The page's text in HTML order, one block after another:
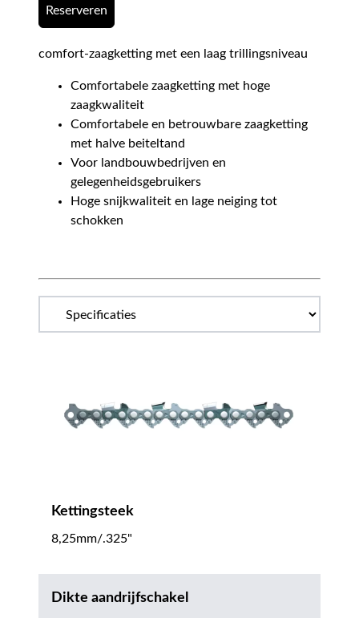
Reserveren
comfort-zaagketting met een laag trillingsniveau
Comfortabele zaagketting met hoge
zaagkwaliteit
Comfortabele en betrouwbare zaagketting
met halve beiteltand
Voor landbouwbedrijven en
gelegenheidsgebruikers
Hoge snijkwaliteit en lage neiging tot
schokken
Kettingsteek
8,25mm/.325"
Dikte aandrijfschakel